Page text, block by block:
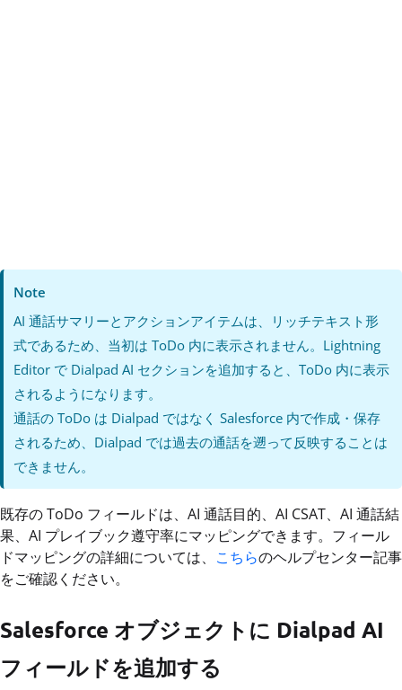
Note
AI 通話サマリーとアクションアイテムは、リッチテキスト形
式であるため、当初は ToDo 内に表示されません。Lightning
Editor で Dialpad AI セクションを追加すると、ToDo 内に表示
されるようになります。
通話の ToDo は Dialpad ではなく Salesforce 内で作成・保存
されるため、Dialpad では過去の通話を遡って反映することは
できません。
既存の ToDo フィールドは、AI 通話目的、AI CSAT、AI 通話結
果、AI プレイブック遵守率にマッピングできます。フィール
ドマッピングの詳細については、 こちらのヘルプセンター記事
をご確認ください。
Salesforce オブジェクトに Dialpad AI
フィールドを追加する